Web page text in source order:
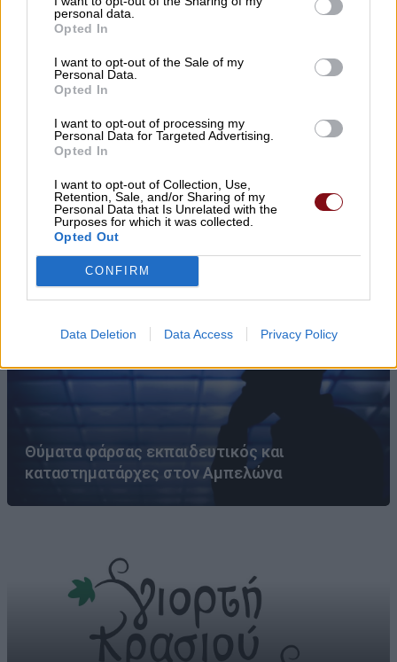
personal data.
Opted In
I want to opt-out of the Sale of my
Personal Data.
Opted In
I want to opt-out of processing my
Personal Data for Targeted Advertising.
Opted In
I want to opt-out of Collection, Use,
Retention, Sale, and/or Sharing of my
Personal Data that Is Unrelated with the
Purposes for which it was collected.
Opted Out
CONFIRM
Data Deletion Data Access Privacy Policy
προστασίας από τον καύσωνα
ΛΑ.ΣΥ.: Η περιφερειακή αρχή κάνει πως δεν
βλέπει την συνεχιζόμενη εδώ και χρόνια
ρύπανση του Γκουσμπασανιώτη ποταμού
Θύματα φάρσας εκπαιδευτικός και
καταστηματάρχες στον Αμπελώνα